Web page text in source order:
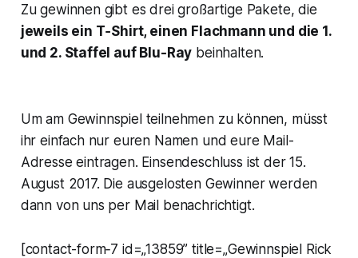
Zu gewinnen gibt es drei großartige Pakete, die
jeweils ein T‑Shirt, einen Flachmann und die 1.
und 2. Staffel auf Blu-Ray beinhalten.
Um am Gewinnspiel teilnehmen zu können, müsst
ihr einfach nur euren Namen und eure Mail-
Adresse eintragen. Einsendeschluss ist der 15.
August 2017. Die ausgelosten Gewinner werden
dann von uns per Mail benachrichtigt.
[contact-form‑7 id=„13859” title=„Gewinnspiel Rick